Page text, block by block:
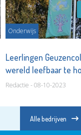
Onderwijs
Leerlingen
wereld leefbaar te
Redactie - 08-10-2023
Alle bedrijven